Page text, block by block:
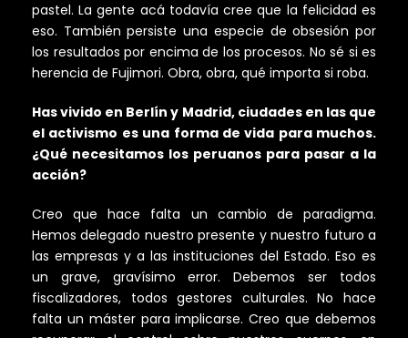
pastel. La gente acá todavía cree que la felicidad es
eso. También persiste una especie de obsesión por
los resultados por encima de los procesos. No sé si es
herencia de Fujimori. Obra, obra, qué importa si roba.
Has vivido en Berlín y Madrid, ciudades en las que
el activismo es una forma de vida para muchos.
¿Qué necesitamos los peruanos para pasar a la
acción?
Creo que hace falta un cambio de paradigma.
Hemos delegado nuestro presente y nuestro futuro a
las empresas y a las instituciones del Estado. Eso es
un grave, gravísimo error. Debemos ser todos
fiscalizadores, todos gestores culturales. No hace
falta un máster para implicarse. Creo que debemos